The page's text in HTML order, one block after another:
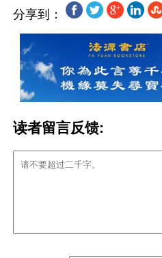
分享到：
读者留言反馈: